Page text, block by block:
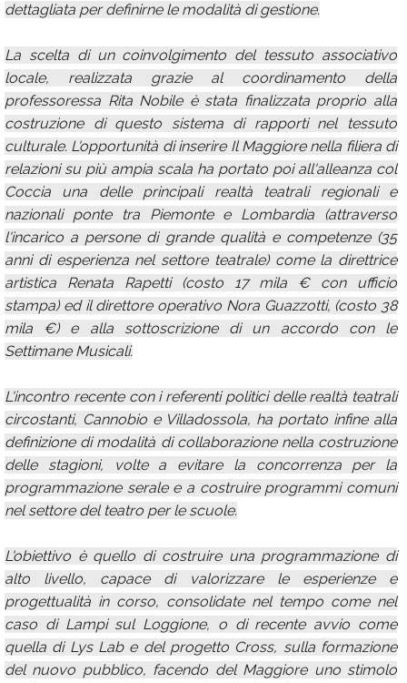
dettagliata per definirne le modalità di gestione.
La scelta di un coinvolgimento del tessuto associativo
locale, realizzata grazie al coordinamento della
professoressa Rita Nobile è stata finalizzata proprio alla
costruzione di questo sistema di rapporti nel tessuto
culturale. L'opportunità di inserire Il Maggiore nella filiera di
relazioni su più ampia scala ha portato poi all'alleanza col
Coccia una delle principali realtà teatrali regionali e
nazionali ponte tra Piemonte e Lombardia (attraverso
l'incarico a persone di grande qualità e competenze (35
anni di esperienza nel settore teatrale) come la direttrice
artistica Renata Rapetti (costo 17 mila € con ufficio
stampa) ed il direttore operativo Nora Guazzotti, (costo 38
mila €) e alla sottoscrizione di un accordo con le
Settimane Musicali.
L'incontro recente con i referenti politici delle realtà teatrali
circostanti, Cannobio e Villadossola, ha portato infine alla
definizione di modalità di collaborazione nella costruzione
delle stagioni, volte a evitare la concorrenza per la
programmazione serale e a costruire programmi comuni
nel settore del teatro per le scuole.
L'obiettivo è quello di costruire una programmazione di
alto livello, capace di valorizzare le esperienze e
progettualità in corso, consolidate nel tempo come nel
caso di Lampi sul Loggione, o di recente avvio come
quella di Lys Lab e del progetto Cross, sulla formazione
del nuovo pubblico, facendo del Maggiore uno stimolo